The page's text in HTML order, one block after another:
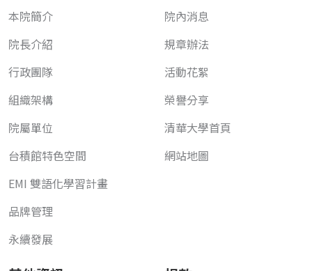
本院簡介
院長介紹
行政團隊
組織架構
院屬單位
台積館特色空間
EMI 雙語化學習計畫
品牌管理
永續發展
院內消息
規章辦法
活動花絮
榮譽分享
清華大學首頁
網站地圖